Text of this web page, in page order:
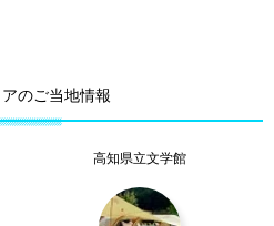
のご当地情報
高知県立文学館